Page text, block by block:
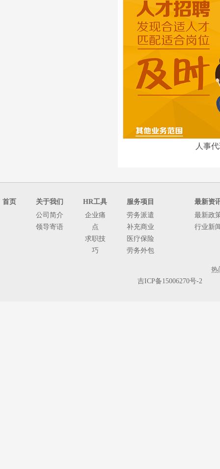
人事
首页
关于我们
公司简介
领导寄语
HR工具
企业痛
点
求职技
巧
服务项目
劳务派遣
补充商业
医疗保险
劳务外包
最新资
最新政
行业新
热
吉ICP备15006270号-2